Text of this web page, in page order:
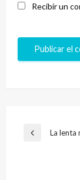
Recibir un
Entrada
La lenta